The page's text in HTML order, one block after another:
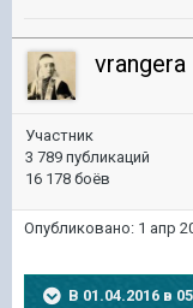
vrangera
Участник
3 789 публикаций
16 178 боёв
Опубликовано: 1 апр
В 01.04.2016 в